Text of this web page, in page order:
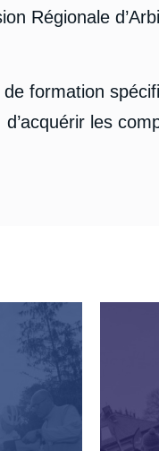
Régionale
de formation
d’acquérir les